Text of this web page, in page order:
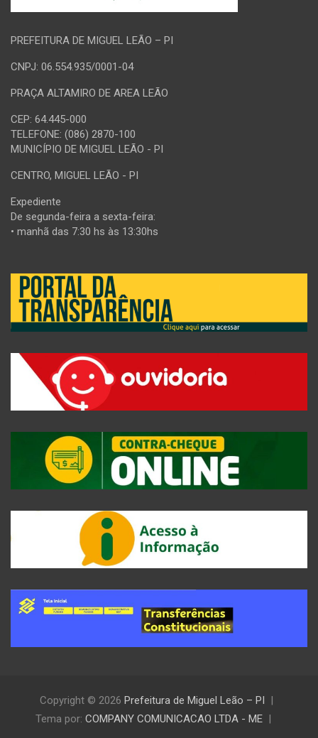
PREFEITURA DE MIGUEL LEÃO – PI
CNPJ: 06.554.935/0001-04
PRAÇA ALTAMIRO DE AREA LEÃO
CEP: 64.445-000
TELEFONE: (086) 2870-100
MUNICÍPIO DE MIGUEL LEÃO - PI
CENTRO, MIGUEL LEÃO - PI
Expediente
De segunda-feira a sexta-feira:
• manhã das 7:30 hs às 13:30hs
Copyright © 2026 Prefeitura de Miguel Leão – PI
Tema por: COMPANY COMUNICACAO LTDA - ME